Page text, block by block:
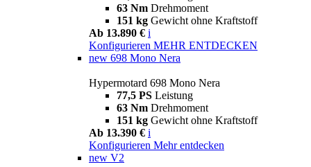
63 Nm Drehmoment
151 kg Gewicht ohne Kraftstoff
Ab 13.890 € i
Konfigurieren MEHR ENTDECKEN
new 698 Mono Nera
Hypermotard 698 Mono Nera
77,5 PS Leistung
63 Nm Drehmoment
151 kg Gewicht ohne Kraftstoff
Ab 13.390 € i
Konfigurieren Mehr entdecken
new V2